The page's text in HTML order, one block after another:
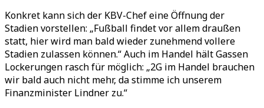
Konkret kann sich der KBV-Chef eine Öffnung der
Stadien vorstellen: „Fußball findet vor allem draußen
statt, hier wird man bald wieder zunehmend vollere
Stadien zulassen können.“ Auch im Handel hält Gassen
Lockerungen rasch für möglich: „2G im Handel brauchen
wir bald auch nicht mehr, da stimme ich unserem
Finanzminister Lindner zu.“